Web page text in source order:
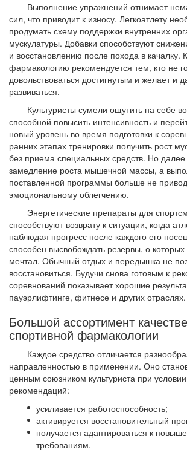
Выполнение упражнений отнимает
сил, что приводит к износу. Легкоатлету
продумать схему поддержки внутренних
мускулатуры. Добавки способствуют
и восстановлению после похода в качалку.
фармакологию рекомендуется тем, кто не
довольствоваться достигнутым и желает и
развиваться.
Культуристы сумели ощутить на себе
способной повысить интенсивность и
новый уровень во время подготовки к
ранних этапах тренировки получить рост
без приема специальных средств. Но далее
замедление роста мышечной массы, а
поставленной программы больше не
эмоциональному облегчению.
Энергетические препараты для
способствуют возврату к ситуации, когда
наблюдая прогресс после каждого его
способен высвобождать резервы, о
мечтал. Обычный отдых и передышка не
восстановиться. Будучи снова готовым к
соревнований показывает хорошие
пауэрлифтинге, фитнесе и других отраслях.
Большой ассортимент
спортивной фармакологии
Каждое средство отличается
направленностью в применении. Оно
ценным союзником культуриста при
рекомендаций:
усиливается работоспособность;
активируется восстановительный
получается адаптироваться к
требованиям.